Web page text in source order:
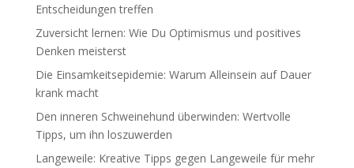
Entscheidungen treffen
Zuversicht lernen: Wie Du Optimismus und positives
Denken meisterst
Die Einsamkeitsepidemie: Warum Alleinsein auf Dauer
krank macht
Den inneren Schweinehund überwinden: Wertvolle
Tipps, um ihn loszuwerden
Langeweile: Kreative Tipps gegen Langeweile für mehr